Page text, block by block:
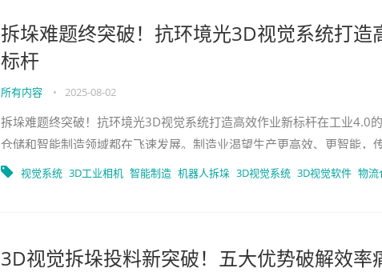
拆垛难题终突破！抗环境光3D视觉系统打造
标杆
所有内容 • 2025-08-02
拆垛难题终突破！抗环境光3D视觉系统打造高效作业新标杆在工业4.0
仓储和智能制造领域都在飞速发展。制造业渴望生产更高效、更智能，
多环节已显落后，如拆垛这类重复性高、劳动
视觉系统 3D工业相机 智能制造 机器人拆垛 3D视觉系统 3D视觉软件 物流
3D视觉拆垛投料新突破！五大优势破解效率